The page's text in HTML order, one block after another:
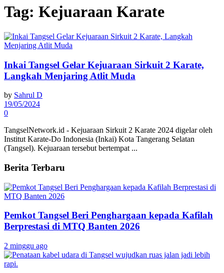
Tag: Kejuaraan Karate
Inkai Tangsel Gelar Kejuaraan Sirkuit 2 Karate,
Langkah Menjaring Atlit Muda
by Sahrul D
19/05/2024
0
TangselNetwork.id - Kejuaraan Sirkuit 2 Karate 2024 digelar oleh
Institut Karate-Do Indonesia (Inkai) Kota Tangerang Selatan
(Tangsel). Kejuaraan tersebut bertempat ...
Berita Terbaru
Pemkot Tangsel Beri Penghargaan kepada Kafilah
Berprestasi di MTQ Banten 2026
2 minggu ago